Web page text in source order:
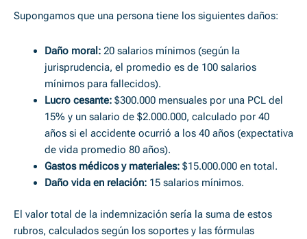
Supongamos que una persona tiene los siguientes daños:
Daño moral: 20 salarios mínimos (según la
jurisprudencia, el promedio es de 100 salarios
mínimos para fallecidos).
Lucro cesante: $300.000 mensuales por una PCL del
15% y un salario de $2.000.000, calculado por 40
años si el accidente ocurrió a los 40 años (expectativa
de vida promedio 80 años).
Gastos médicos y materiales: $15.000.000 en total.
Daño vida en relación: 15 salarios mínimos.
El valor total de la indemnización sería la suma de estos
rubros, calculados según los soportes y las fórmulas